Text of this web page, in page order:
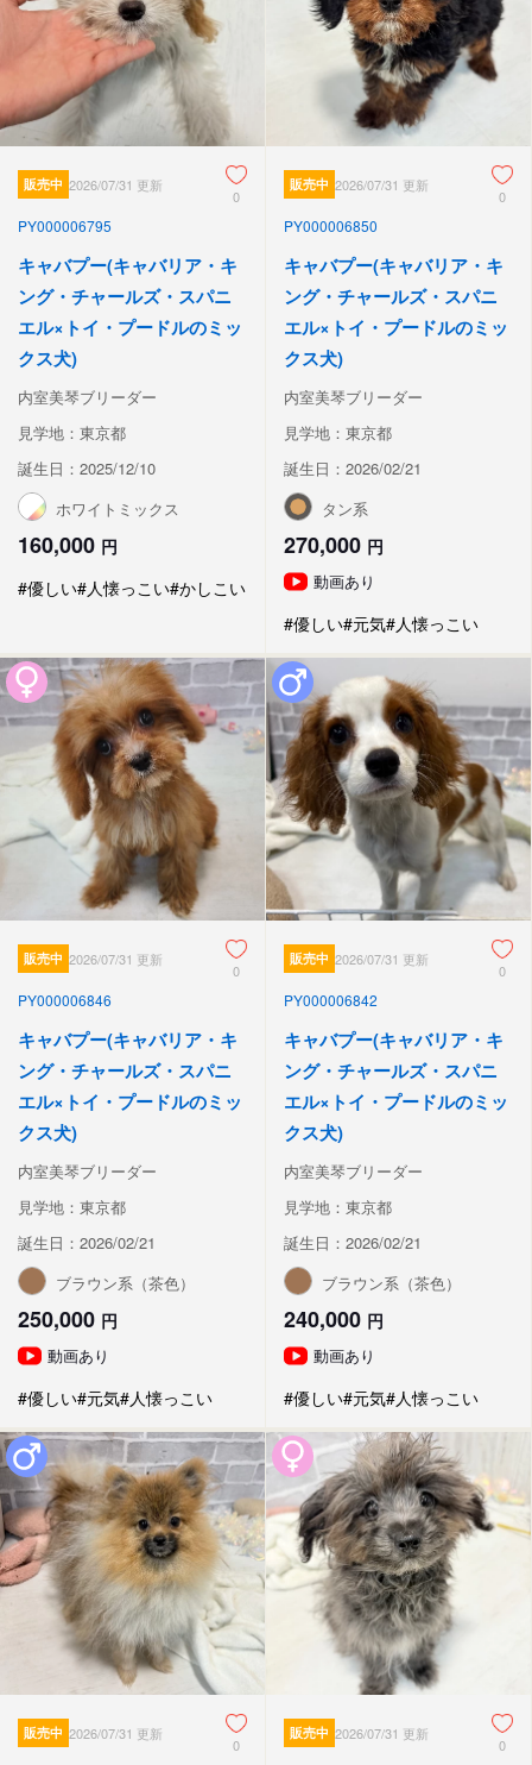
販売中 2026/07/31 更新
0
PY000006795
キャバプー(キャバリア・キ
ング・チャールズ・スパニ
エル×トイ・プードルのミッ
クス犬)
内室美琴ブリーダー
見学地：東京都
誕生日：2025/12/10
ホワイトミックス
160,000 円
#優しい#人懐っこい#かしこい
販売中 2026/07/31 更新
0
PY000006850
キャバプー(キャバリア・キ
ング・チャールズ・スパニ
エル×トイ・プードルのミッ
クス犬)
内室美琴ブリーダー
見学地：東京都
誕生日：2026/02/21
タン系
270,000 円
動画あり
#優しい#元気#人懐っこい
販売中 2026/07/31 更新
0
PY000006846
キャバプー(キャバリア・キ
ング・チャールズ・スパニ
エル×トイ・プードルのミッ
クス犬)
内室美琴ブリーダー
見学地：東京都
誕生日：2026/02/21
ブラウン系（茶色）
250,000 円
動画あり
#優しい#元気#人懐っこい
販売中 2026/07/31 更新
0
PY000006842
キャバプー(キャバリア・キ
ング・チャールズ・スパニ
エル×トイ・プードルのミッ
クス犬)
内室美琴ブリーダー
見学地：東京都
誕生日：2026/02/21
ブラウン系（茶色）
240,000 円
動画あり
#優しい#元気#人懐っこい
販売中 2026/07/31 更新
0
販売中 2026/07/31 更新
0